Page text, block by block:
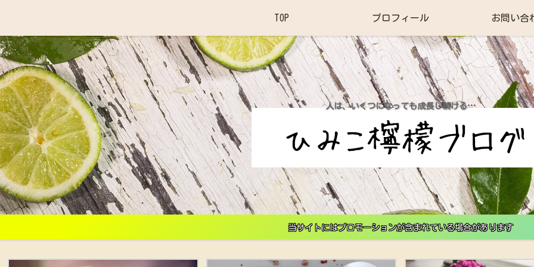
人は、いくつになっても成長し続ける…
TOP プロフィール お問い合
当サイトにはプロモーションが含まれている場合があります